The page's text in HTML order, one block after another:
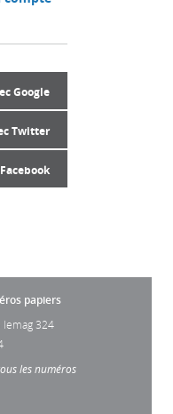
Google
Twitter
papiers
lemag 324
les numéros